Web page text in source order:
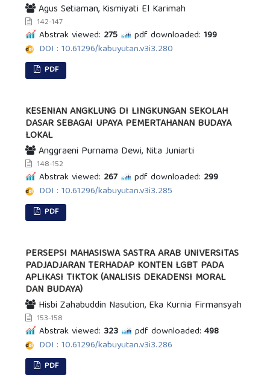
Agus Setiaman, Kismiyati El Karimah
142-147
Abstrak viewed: 275 pdf downloaded: 199
DOI : 10.61296/kabuyutan.v3i3.280
PDF
KESENIAN ANGKLUNG DI LINGKUNGAN SEKOLAH
DASAR SEBAGAI UPAYA PEMERTAHANAN BUDAYA
LOKAL
Anggraeni Purnama Dewi, Nita Juniarti
148-152
Abstrak viewed: 267 pdf downloaded: 299
DOI : 10.61296/kabuyutan.v3i3.285
PDF
PERSEPSI MAHASISWA SASTRA ARAB UNIVERSITAS
PADJADJARAN TERHADAP KONTEN LGBT PADA
APLIKASI TIKTOK (ANALISIS DEKADENSI MORAL
DAN BUDAYA)
Hisbi Zahabuddin Nasution, Eka Kurnia Firmansyah
153-158
Abstrak viewed: 323 pdf downloaded: 498
DOI : 10.61296/kabuyutan.v3i3.286
PDF